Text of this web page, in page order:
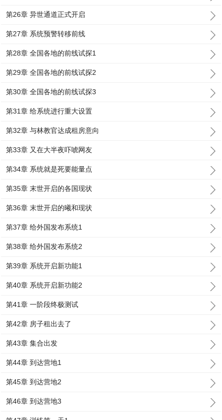
第26章 异世通道正式开启
第27章 系统预警转移前线
第28章 全国各地的前线试探1
第29章 全国各地的前线试探2
第30章 全国各地的前线试探3
第31章 给系统进行重大设置
第32章 与林教官达成租房意向
第33章 又在大半夜吓唬网友
第34章 系统就是死要能量点
第35章 末世开启的各国现状
第36章 末世开启的曦和现状
第37章 给外国发布系统1
第38章 给外国发布系统2
第39章 系统开启新功能1
第40章 系统开启新功能2
第41章 一阶段终极测试
第42章 房子租出去了
第43章 集合出发
第44章 到达营地1
第45章 到达营地2
第46章 到达营地3